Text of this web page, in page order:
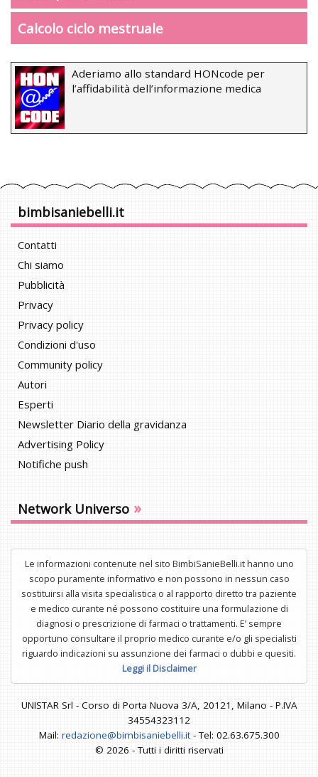
Calcolo ciclo mestruale
Aderiamo allo standard HONcode per
l’affidabilità dell’informazione medica
bimbisaniebelli.it
Contatti
Chi siamo
Pubblicità
Privacy
Privacy policy
Condizioni d'uso
Community policy
Autori
Esperti
Newsletter Diario della gravidanza
Advertising Policy
Notifiche push
Network Universo »
Le informazioni contenute nel sito BimbiSanieBelli.it hanno uno
scopo puramente informativo e non possono in nessun caso
sostituirsi alla visita specialistica o al rapporto diretto tra paziente
e medico curante né possono costituire una formulazione di
diagnosi o prescrizione di farmaci o trattamenti. E’ sempre
opportuno consultare il proprio medico curante e/o gli specialisti
riguardo indicazioni su assunzione dei farmaci o dubbi e quesiti.
Leggi il Disclaimer
UNISTAR Srl - Corso di Porta Nuova 3/A, 20121, Milano - P.IVA
34554323112
Mail: redazione@bimbisaniebelli.it- Tel: 02.63.675.300
© 2026 - Tutti i diritti riservati